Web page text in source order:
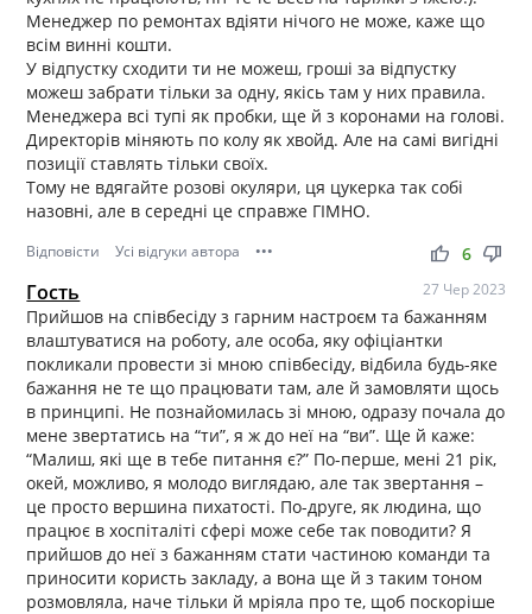
Менеджер по ремонтах вдіяти нічого не може, каже що
всім винні кошти.
У відпустку сходити ти не можеш, гроші за відпустку
можеш забрати тільки за одну, якісь там у них правила.
Менеджера всі тупі як пробки, ще й з коронами на голові.
Директорів міняють по колу як хвойд. Але на самі вигідні
позиції ставлять тільки своїх.
Тому не вдягайте розові окуляри, ця цукерка так собі
назовні, але в середні це справже ГІМНО.
Відповісти Усі відгуки автора ••• thumb_up thumb_down
6
Гость 27 Чер 2023
Прийшов на співбесіду з гарним настроєм та бажанням
влаштуватися на роботу, але особа, яку офіціантки
покликали провести зі мною співбесіду, відбила будь-яке
бажання не те що працювати там, але й замовляти щось
в принципі. Не познайомилась зі мною, одразу почала до
мене звертатись на “ти”, я ж до неї на “ви”. Ще й каже:
“Малиш, які ще в тебе питання є?” По-перше, мені 21 рік,
окей, можливо, я молодо виглядаю, але так звертання –
це просто вершина пихатості. По-друге, як людина, що
працює в хоспіталіті сфері може себе так поводити? Я
прийшов до неї з бажанням стати частиною команди та
приносити користь закладу, а вона ще й з таким тоном
розмовляла, наче тільки й мріяла про те, щоб поскоріше